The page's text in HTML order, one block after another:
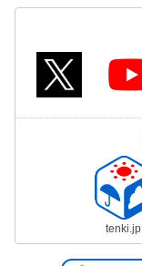
tenki.jp